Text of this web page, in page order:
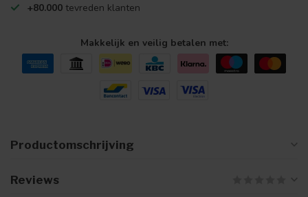
+80.000 tevreden klanten
Makkelijk en veilig betalen met:
Productomschrijving
Reviews